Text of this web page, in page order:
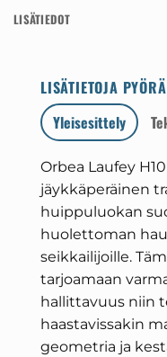
LISÄTIEDOT
LISÄTIETOJA
Yleisesittely
Orbea Laufey
jäykkäperäinen
huippuluokan
huolettoman
seikkailijoille.
tarjoamaan
hallittavuus niin
haastavissakin
geometria ja